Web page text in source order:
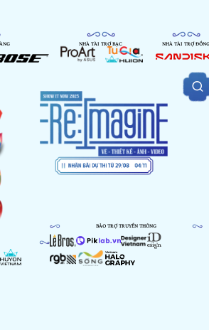
NHÀ TÀI TRỢ BẠC NHÀ TÀI TRỢ ĐỒNG
BẢO TRỢ TRUYỀN THÔNG